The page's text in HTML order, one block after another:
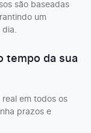
são baseadas
um
dia.
tempo da sua
em todos os
prazos e